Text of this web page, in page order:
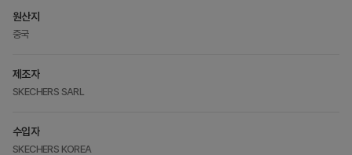
원산지
중국
제조자
SKECHERS SARL
수입자
SKECHERS KOREA